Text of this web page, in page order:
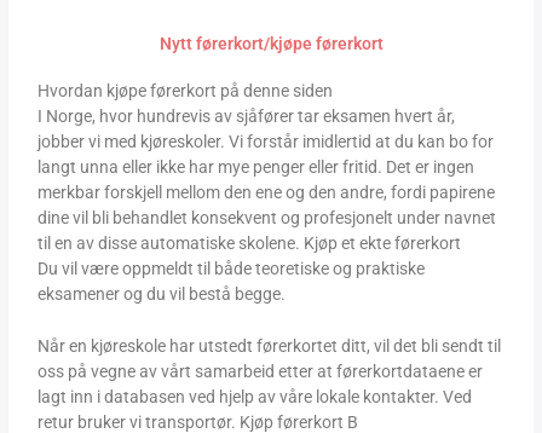
Nytt førerkort/kjøpe førerkort
Hvordan kjøpe førerkort på denne siden
I Norge, hvor hundrevis av sjåfører tar eksamen hvert år,
jobber vi med kjøreskoler. Vi forstår imidlertid at du kan bo for
langt unna eller ikke har mye penger eller fritid. Det er ingen
merkbar forskjell mellom den ene og den andre, fordi papirene
dine vil bli behandlet konsekvent og profesjonelt under navnet
til en av disse automatiske skolene. Kjøp et ekte førerkort
Du vil være oppmeldt til både teoretiske og praktiske
eksamener og du vil bestå begge.
Når en kjøreskole har utstedt førerkortet ditt, vil det bli sendt til
oss på vegne av vårt samarbeid etter at førerkortdataene er
lagt inn i databasen ved hjelp av våre lokale kontakter. Ved
retur bruker vi transportør. Kjøp førerkort B